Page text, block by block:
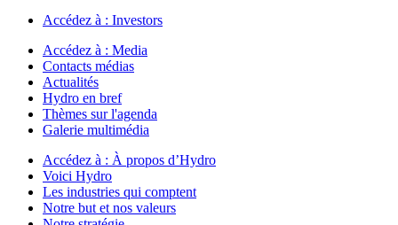
Accédez à : Investors
Accédez à : Media
Contacts médias
Actualités
Hydro en bref
Thèmes sur l'agenda
Galerie multimédia
Accédez à : À propos d’Hydro
Voici Hydro
Les industries qui comptent
Notre but et nos valeurs